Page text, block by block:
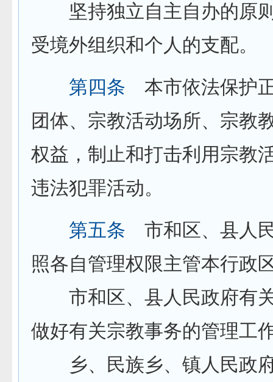
坚持独立自主自办的原则
受境外组织和个人的支配。
第四条 本市依法保护
团体、宗教活动场所、宗教
权益，制止和打击利用宗教
违法犯罪活动。
第五条 市和区、县人
照各自管理权限主管本行政
市和区、县人民政府有关
做好有关宗教事务的管理工
乡、民族乡、镇人民政府